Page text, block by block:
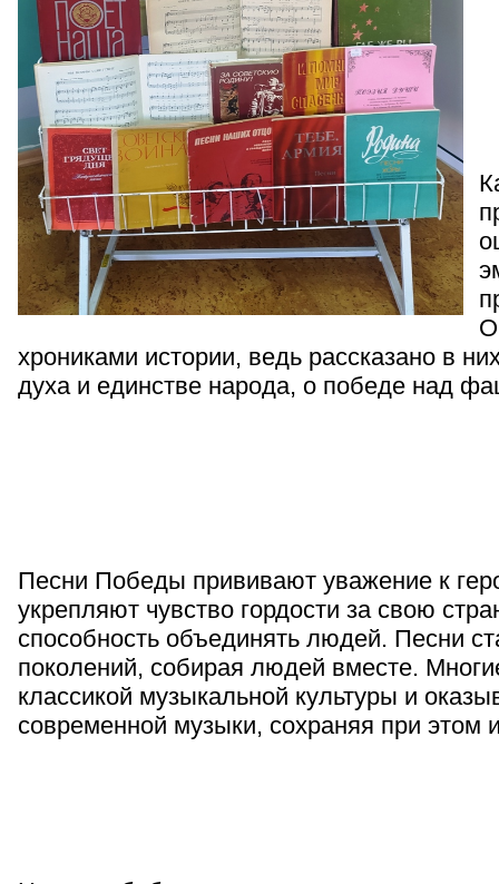
хрониками истории, ведь рассказано в
духа и единстве народа, о победе над
Песни Победы прививают уважение к
укрепляют чувство гордости за свою
способность объединять людей. Песни
поколений, собирая людей вместе.
классикой музыкальной культуры и
современной музыки, сохраняя при этом